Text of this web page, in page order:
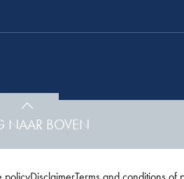
NAAR BOVEN